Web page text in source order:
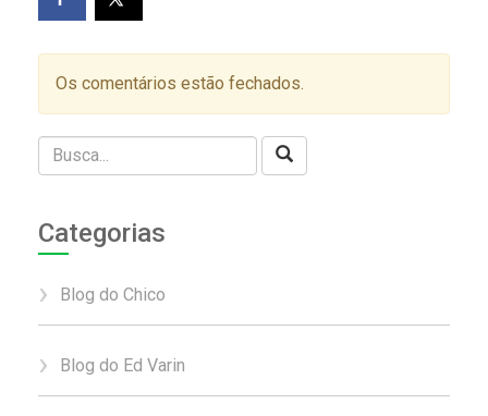
Os comentários estão fechados.
Categorias
Blog do Chico
Blog do Ed Varin